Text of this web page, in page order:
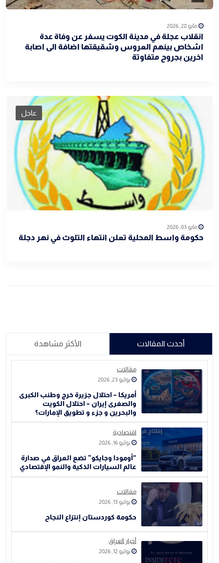
مايو 28, 2026
انقلاب عجلة في مدينة الكوت يسفر عن وفاة عدة
اشخاص بينهم العروس وشقيقتها اضافة الى اصابة
اخرين بجروح متفاوتة
عاجل
مايو 03, 2026
حكومة واسط المحلية تعلن انتهاء التلوث في نهر دجلة
أحدث المقالات الأكثر مشاهدة
مقالات
يوليو 23, 2026
أمريكا – احتلال جزيرة خرج وطنب الكبرى
والصغرى إيران – احتلال الكويت
والبحرين و جزء و تطويق الإمارات؟
اقتصادية
يوليو 16, 2026
“أومودا وجايكو” تضع العراق في صدارة
عالم السيارات الذكية والنمو الإقتصادي
مقالات
يوليو 13, 2026
حكومة كوردستان إنتزاع النجاح
أخبار العراق
يوليو 12, 2026